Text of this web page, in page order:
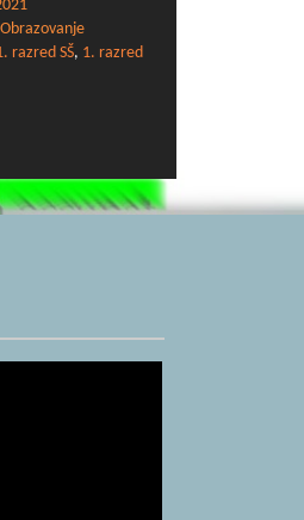
Obrazovanje
razred SŠ, 1. razred